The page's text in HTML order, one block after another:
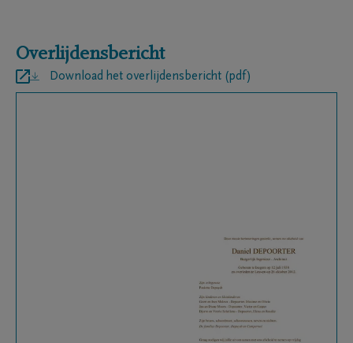
Overlijdensbericht
Download het overlijdensbericht (pdf)